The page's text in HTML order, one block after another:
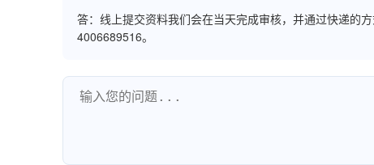
答：线上提交资料我们会在当天完成审核，并通过快递的
4006689516。